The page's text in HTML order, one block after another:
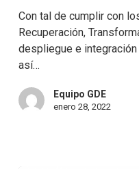
Con tal de cumplir con
Recuperación,
despliegue e
así…
Equipo GDE
enero 28, 2022